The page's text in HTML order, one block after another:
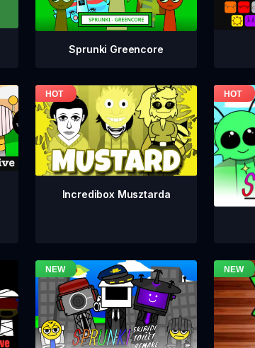
Sprunki Greencore
Incredibox Musztarda